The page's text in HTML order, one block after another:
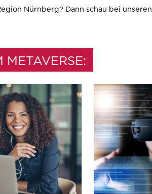
Nürnberg? Dann schau bei unseren
METAVERSE: